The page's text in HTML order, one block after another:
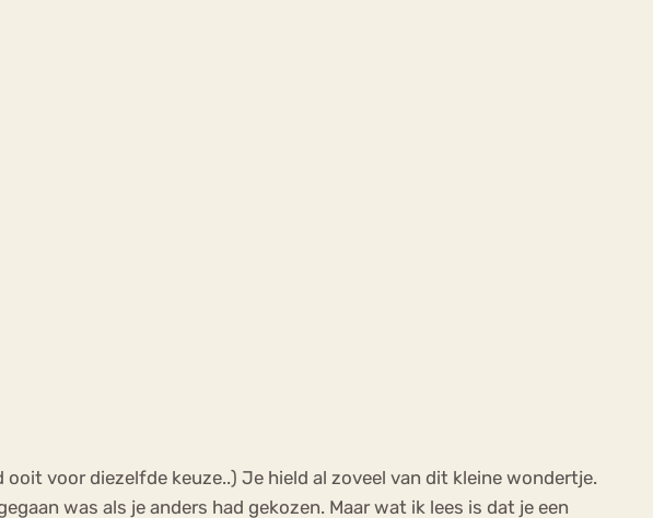
voor diezelfde keuze..) Je hield al zoveel van dit kleine wondertje.
was als je anders had gekozen. Maar wat ik lees is dat je een